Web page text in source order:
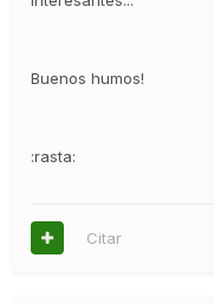
Buenos humos!
:rasta:
Citar